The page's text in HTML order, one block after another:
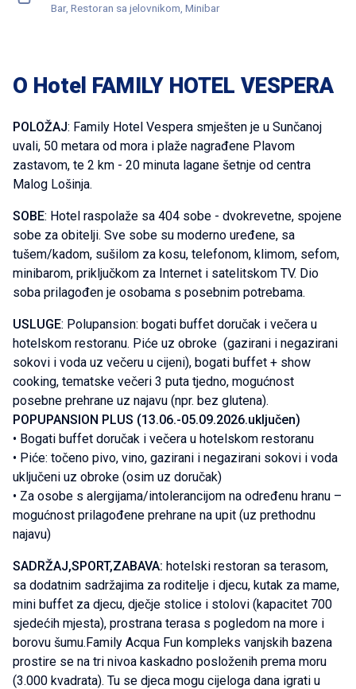
Bar, Restoran sa jelovnikom, Minibar
O Hotel FAMILY HOTEL VESPERA
POLOŽAJ: Family Hotel Vespera smješten je u Sunčanoj
uvali, 50 metara od mora i plaže nagrađene Plavom
zastavom, te 2 km - 20 minuta lagane šetnje od centra
Malog Lošinja.
SOBE: Hotel raspolaže sa 404 sobe - dvokrevetne, spojene
sobe za obitelji. Sve sobe su moderno uređene, sa
tušem/kadom, sušilom za kosu, telefonom, klimom, sefom,
minibarom, priključkom za Internet i satelitskom TV. Dio
soba prilagođen je osobama s posebnim potrebama.
USLUGE: Polupansion: bogati buffet doručak i večera u
hotelskom restoranu. Piće uz obroke (gazirani i negazirani
sokovi i voda uz večeru u cijeni), bogati buffet + show
cooking, tematske večeri 3 puta tjedno, mogućnost
posebne prehrane uz najavu (npr. bez glutena).
POPUPANSION PLUS (13.06.-05.09.2026.uključen)
• Bogati buffet doručak i večera u hotelskom restoranu
• Piće: točeno pivo, vino, gazirani i negazirani sokovi i voda
uključeni uz obroke (osim uz doručak)
• Za osobe s alergijama/intolerancijom na određenu hranu –
mogućnost prilagođene prehrane na upit (uz prethodnu
najavu)
SADRŽAJ,SPORT,ZABAVA: hotelski restoran sa terasom,
sa dodatnim sadržajima za roditelje i djecu, kutak za mame,
mini buffet za djecu, dječje stolice i stolovi (kapacitet 700
sjedećih mjesta), prostrana terasa s pogledom na more i
borovu šumu.Family Acqua Fun kompleks vanjskih bazena
prostire se na tri nivoa kaskadno posloženih prema moru
(3.000 kvadrata). Tu se djeca mogu cijeloga dana igrati u